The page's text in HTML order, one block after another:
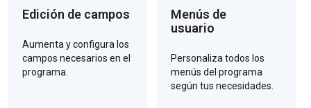
Edición de campos
Aumenta y configura los
campos necesarios en el
programa.
Menús de
usuario
Personaliza todos los
menús del programa
según tus necesidades.